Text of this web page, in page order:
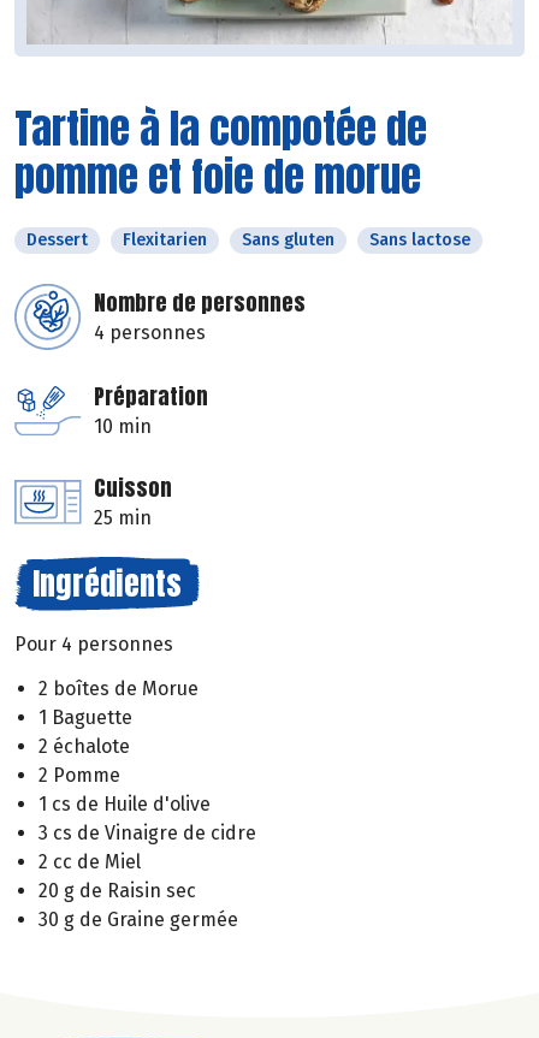
Tartine à la compotée de
pomme et foie de morue
Dessert Flexitarien Sans gluten Sans lactose
Nombre de personnes
4 personnes
Préparation
10 min
Cuisson
25 min
Ingrédients
Pour 4 personnes
2 boîtes de Morue
1 Baguette
2 échalote
2 Pomme
1 cs de Huile d'olive
3 cs de Vinaigre de cidre
2 cc de Miel
20 g de Raisin sec
30 g de Graine germée